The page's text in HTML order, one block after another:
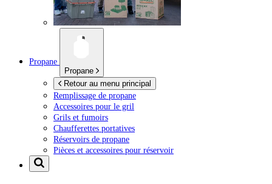
Propane
Propane
Retour au menu principal
Remplissage de propane
Accessoires pour le gril
Grils et fumoirs
Chaufferettes portatives
Réservoirs de propane
Pièces et accessoires pour réservoir